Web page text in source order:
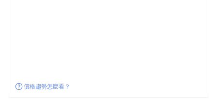
價格趨勢怎麼看？